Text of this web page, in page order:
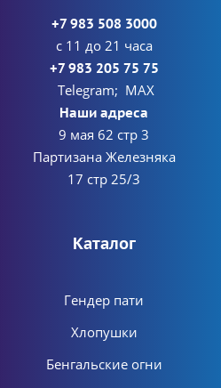
+7 983 508 3000
с 11 до 21 часа
+7 983 205 75 75
Telegram; MAX
Наши адреса
9 мая 62 стр 3
Партизана Железняка
17 стр 25/3
Каталог
Гендер пати
Хлопушки
Бенгальские огни